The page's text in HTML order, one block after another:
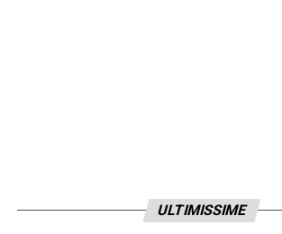
ULTIMISSIME